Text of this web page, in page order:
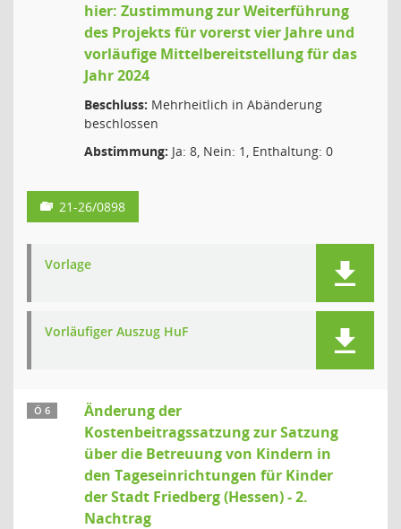
hier: Zustimmung zur Weiterführung
des Projekts für vorerst vier Jahre und
vorläufige Mittelbereitstellung für das
Jahr 2024
Beschluss: Mehrheitlich in Abänderung
beschlossen
Abstimmung: Ja: 8, Nein: 1, Enthaltung: 0
21-26/0898
Vorlage
Vorläufiger Auszug HuF
Ö 6
Änderung der
Kostenbeitragssatzung zur Satzung
über die Betreuung von Kindern in
den Tageseinrichtungen für Kinder
der Stadt Friedberg (Hessen) - 2.
Nachtrag